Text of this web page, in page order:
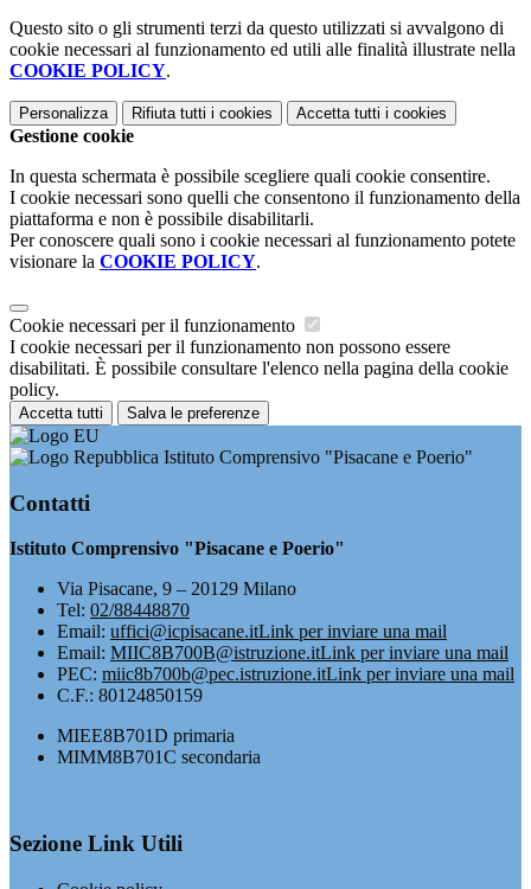
Questo sito o gli strumenti terzi da questo utilizzati si avvalgono di
cookie necessari al funzionamento ed utili alle finalità illustrate nella
COOKIE POLICY.
Personalizza Rifiuta tutti i cookies Accetta tutti i cookies
Gestione cookie
In questa schermata è possibile scegliere quali cookie consentire.
I cookie necessari sono quelli che consentono il funzionamento della
piattaforma e non è possibile disabilitarli.
Per conoscere quali sono i cookie necessari al funzionamento potete
visionare la COOKIE POLICY.
Cookie necessari per il funzionamento
I cookie necessari per il funzionamento non possono essere
disabilitati. È possibile consultare l'elenco nella pagina della cookie
policy.
Accetta tutti Salva le preferenze
Istituto Comprensivo "Pisacane e Poerio"
Contatti
Istituto Comprensivo "Pisacane e Poerio"
Via Pisacane, 9 – 20129 Milano
Tel: 02/88448870
Email: uffici@icpisacane.itLink per inviare una mail
Email: MIIC8B700B@istruzione.itLink per inviare una mail
PEC: miic8b700b@pec.istruzione.itLink per inviare una mail
C.F.: 80124850159
MIEE8B701D primaria
MIMM8B701C secondaria
Sezione Link Utili